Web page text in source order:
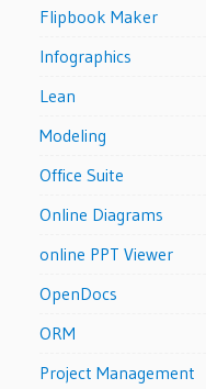
Flipbook Maker
Infographics
Lean
Modeling
Office Suite
Online Diagrams
online PPT Viewer
OpenDocs
ORM
Project Management